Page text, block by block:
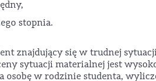
stopnia.
znajdujący się w trudnej
sytuacji materialnej jest
osobę w rodzinie studenta,